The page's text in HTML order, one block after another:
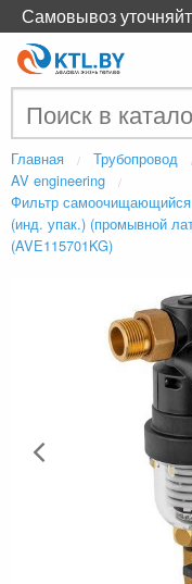
Главная Трубопровод
AV engineering
Фильтр
(инд. упак.) (промывной
(AVE115701KG)
Самовывоз